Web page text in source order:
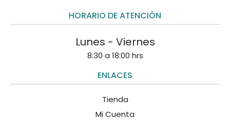
HORARIO DE ATENCIÓN
Lunes - Viernes
8:30 a 18:00 hrs
ENLACES
Tienda
Mi Cuenta